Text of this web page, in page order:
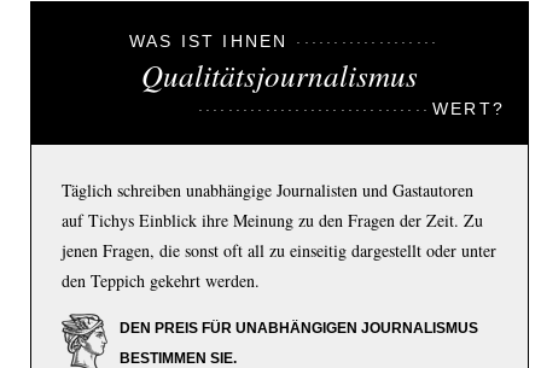
WAS IST IHNEN
Qualitätsjournalismus
WERT?
Täglich schreiben unabhängige Journalisten und Gastautoren
auf Tichys Einblick ihre Meinung zu den Fragen der Zeit. Zu
jenen Fragen, die sonst oft all zu einseitig dargestellt oder unter
den Teppich gekehrt werden.
DEN PREIS FÜR UNABHÄNGIGEN JOURNALISMUS
BESTIMMEN SIE.